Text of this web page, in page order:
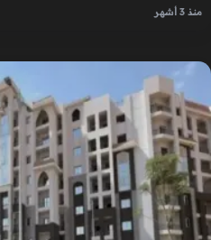
منذ 3 أشهر